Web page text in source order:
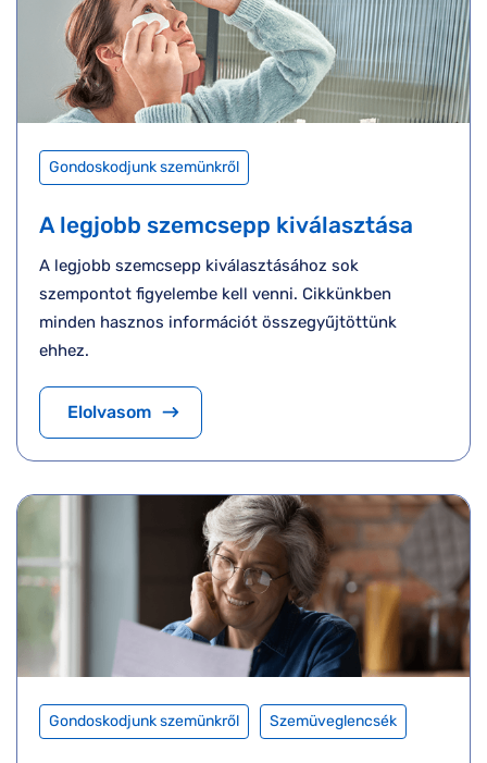
Gondoskodjunk szemünkről
A legjobb szemcsepp kiválasztása
A legjobb szemcsepp kiválasztásához sok
szempontot figyelembe kell venni. Cikkünkben
minden hasznos információt összegyűjtöttünk
ehhez.
Elolvasom
Gondoskodjunk szemünkről Szemüveglencsék